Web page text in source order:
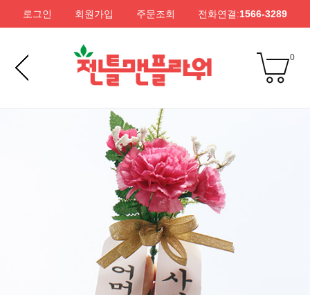
로그인 회원가입 주문조회 전화연결:1566-3289
0